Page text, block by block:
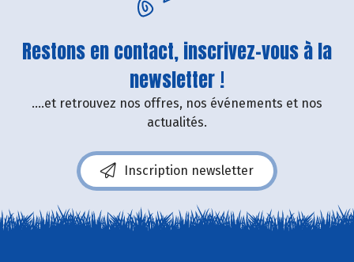
Restons en contact, inscrivez-vous à la
newsletter !
....et retrouvez nos offres, nos événements et nos
actualités.
Inscription newsletter